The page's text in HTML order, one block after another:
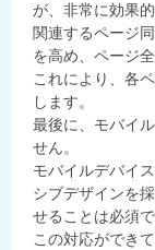
が、非常に効果的
関連するページ
を高め、ページ
これにより、各
します。
最後に、モバイ
せん。
モバイルデバイ
シブデザインを
せることは必須で
この対応ができ